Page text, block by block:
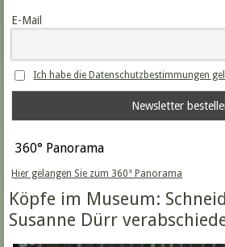
E-Mail
Ich habe die Datenschutzbestimmungen
360° Panorama
Hier gelangen Sie zum 360° Panorama
Köpfe im Museum:
Susanne Dürr